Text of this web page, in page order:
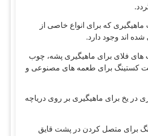
که برای انواع خاصی از
اند وجود دارد.
فلای برای ماهیگیری پشه، چوب
کستینگ برای طعمه های مصنوعی و
در یخ برای ماهیگیری بر روی دریاچه
برای متصل کردن در پشت قایق